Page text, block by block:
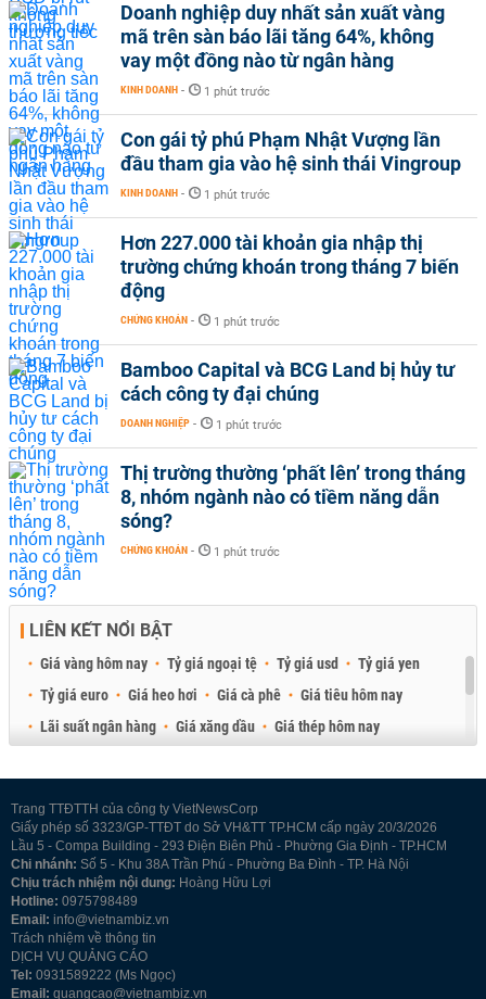
Doanh nghiệp duy nhất sản xuất vàng
mã trên sàn báo lãi tăng 64%, không
vay một đồng nào từ ngân hàng
KINH DOANH - 1 phút trước
Con gái tỷ phú Phạm Nhật Vượng lần
đầu tham gia vào hệ sinh thái Vingroup
KINH DOANH - 1 phút trước
Hơn 227.000 tài khoản gia nhập thị
trường chứng khoán trong tháng 7 biến
động
CHỨNG KHOÁN - 1 phút trước
Bamboo Capital và BCG Land bị hủy tư
cách công ty đại chúng
DOANH NGHIỆP - 1 phút trước
Thị trường thường ‘phất lên’ trong tháng
8, nhóm ngành nào có tiềm năng dẫn
sóng?
CHỨNG KHOÁN - 1 phút trước
LIÊN KẾT NỔI BẬT
Giá vàng hôm nay Tỷ giá ngoại tệ Tỷ giá usd
Tỷ giá yen
Tỷ giá euro
Giá heo hơi Giá cà phê
Giá tiêu hôm nay
Lãi suất ngân hàng
Giá xăng dầu
Giá thép hôm nay
Trang TTĐTTH của công ty VietNewsCorp
Giấy phép số 3323/GP-TTĐT do Sở VH&TT TP.HCM cấp ngày 20/3/2026
Lầu 5 - Compa Building - 293 Điện Biên Phủ - Phường Gia Định - TP.HCM
Chi nhánh: Số 5 - Khu 38A Trần Phú - Phường Ba Đình - TP. Hà Nội
Chịu trách nhiệm nội dung: Hoàng Hữu Lợi
Hotline: 0975798489
Email: info@vietnambiz.vn
Trách nhiệm về thông tin
DỊCH VỤ QUẢNG CÁO
Tel: 0931589222 (Ms Ngọc)
Email: quangcao@vietnambiz.vn